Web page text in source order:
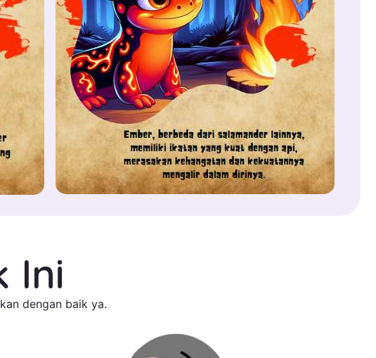
Ini
dengan baik ya.